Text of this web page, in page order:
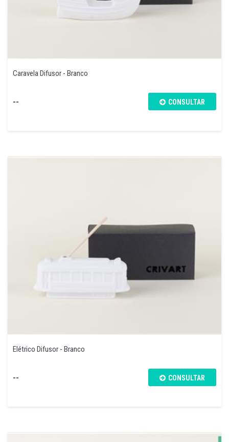
Caravela Difusor - Branco
-- CONSULTAR
Elétrico Difusor - Branco
-- CONSULTAR